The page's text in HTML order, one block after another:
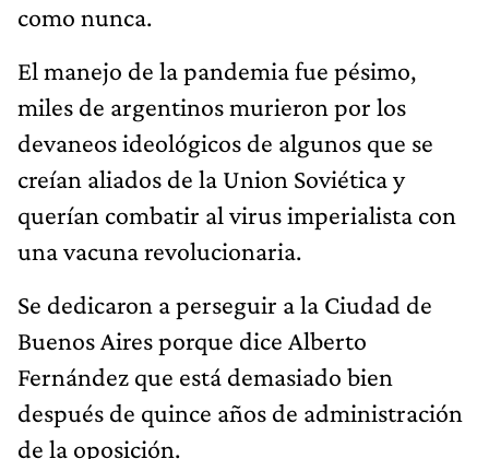
como nunca.
El manejo de la pandemia fue pésimo,
miles de argentinos murieron por los
devaneos ideológicos de algunos que se
creían aliados de la Union Soviética y
querían combatir al virus imperialista con
una vacuna revolucionaria.
Se dedicaron a perseguir a la Ciudad de
Buenos Aires porque dice Alberto
Fernández que está demasiado bien
después de quince años de administración
de la oposición.